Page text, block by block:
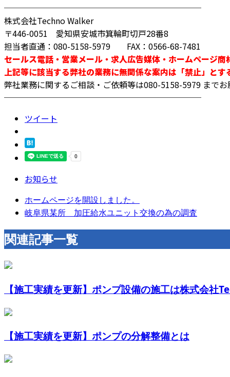
────────────────────────
株式会社Techno Walker
〒446-0051 愛知県安城市箕輪町切戸28番8
担当者直通：080-5158-5979 FAX：0566-68-7481
セールス電話・営業メール・求人広告媒体・ホームページ
上記等に該当する弊社の業務に無関係な案内は「禁止」とす
弊社業務に関するご相談・ご依頼等は080-5158-5979 までお
────────────────────────
ツイート
お知らせ
ホームページを開設しました。
岐阜県某所 加圧給水ユニット交換の為の調査
関連記事一覧
【施工実績を更新】ポンプ設備の施工は株式会社
【施工実績を更新】ポンプの分解整備とは